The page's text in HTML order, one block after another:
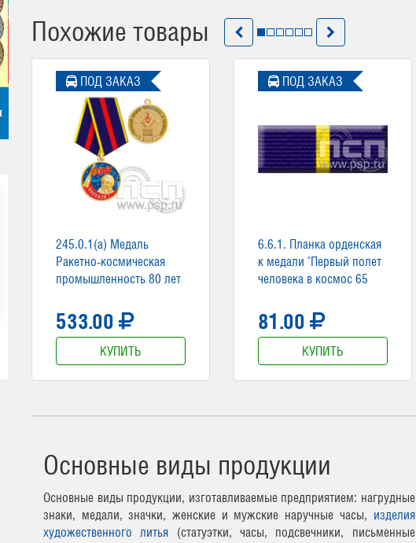
Похожие товары
245.0.1(a) Медаль
Ракетно-космическая
промышленность 80 лет
533.00
КУПИТЬ
ПОД ЗАКАЗ
6.6.1. Планка орденская
к медали "Первый полет
человека в космос 65
81.00
КУПИТЬ
ПОД ЗАКАЗ
Основные виды продукции
Основные виды продукции, изготавливаемые предприятием: нагрудные
знаки, медали, значки, женские и мужские наручные часы, изделия
художественного литья (статуэтки, часы, подсвечники, письменные